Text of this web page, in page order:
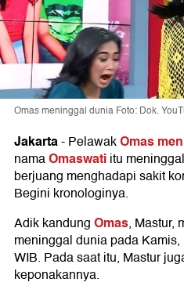
Omas meninggal dunia Foto: Dok.
Jakarta-PelawakOmas
namaOmaswatiitu
berjuang menghadapi sakit
Begini kronologinya.
Adik kandungOmas, Mastur,
meninggal dunia pada
WIB. Pada saat itu, Mastur
keponakannya.